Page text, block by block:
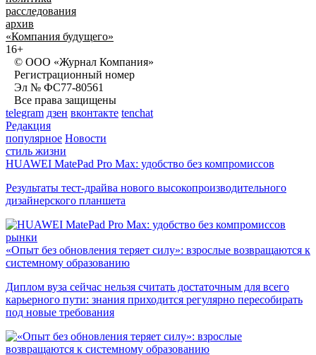
расследования
архив
«Компания будущего»
16+
© ООО «Журнал Компания»
Регистрационный номер
Эл № ФС77-80561
Все права защищены
telegram дзен вконтакте tenchat
Редакция
популярное Новости
стиль жизни
HUAWEI MatePad Pro Max: удобство без компромиссов
Результаты тест-драйва нового высокопроизводительного
дизайнерского планшета
рынки
«Опыт без обновления теряет силу»: взрослые возвращаются к
системному образованию
Диплом вуза сейчас нельзя считать достаточным для всего
карьерного пути: знания приходится регулярно пересобирать
под новые требования